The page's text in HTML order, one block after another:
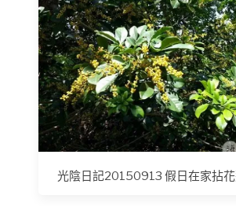
光陰日記20150913 假日在家拈